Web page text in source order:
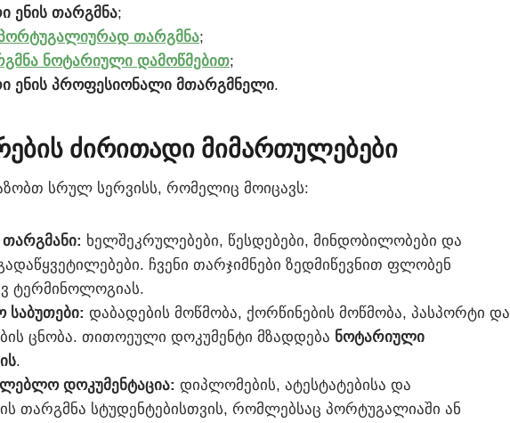
ენის თარგმნა;
თარგმნა;
ნოტარიული დამოწმებით;
ენის პროფესიონალი მთარგმნელი.
ძირითადი მიმართულებები
სრულ სერვისს, რომელიც მოიცავს:
ხელშეკრულებები, წესდებები, მინდობილობები და
ჩვენი თარჯიმნები ზედმიწევნით ფლობენ
ტერმინოლოგიას.
საბუთები: დაბადების მოწმობა, ქორწინების მოწმობა, პასპორტი და
ცნობა. თითოეული დოკუმენტი მზადდება ნოტარიული
.
დოკუმენტაცია: დიპლომების, ატესტატებისა და
თარგმნა სტუდენტებისთვის, რომლებსაც პორტუგალიაში ან